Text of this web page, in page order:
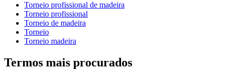
Torneio profissional de madeira
Torneio profissional
Torneio de madeira
Torneio
Torneio madeira
Termos mais procurados